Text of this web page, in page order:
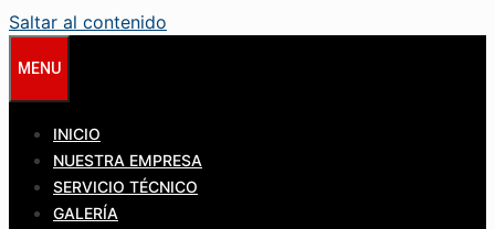
Saltar al contenido
MENU
INICIO
NUESTRA EMPRESA
SERVICIO TÉCNICO
GALERÍA